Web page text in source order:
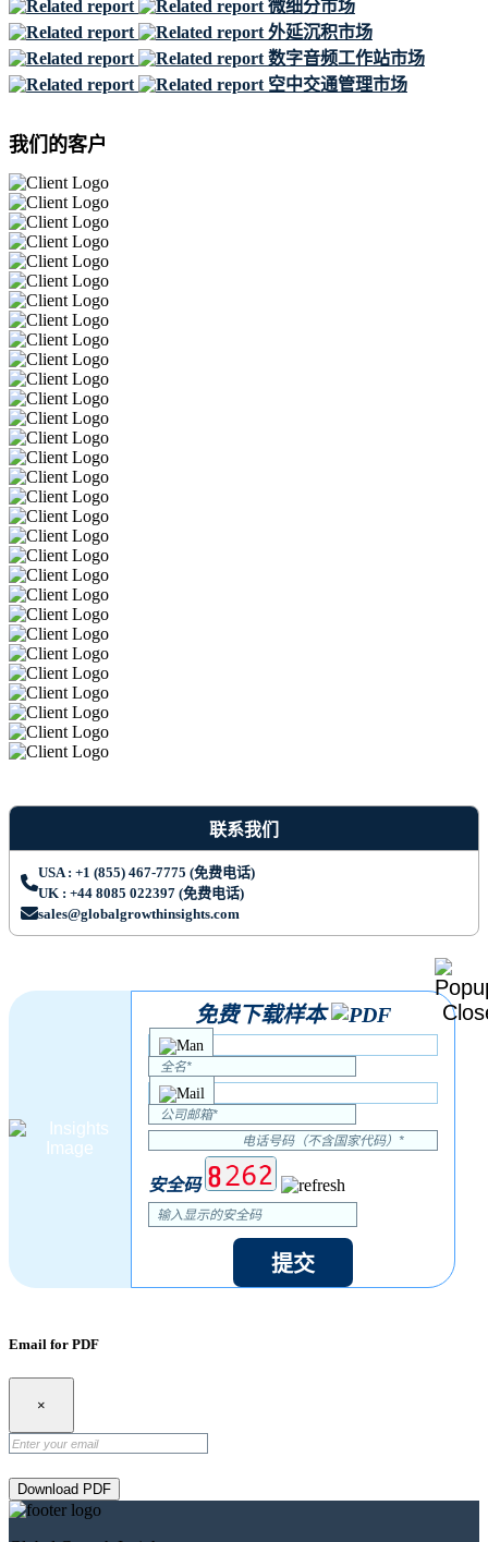
微细分市场
外延沉积市场
数字音频工作站市场
空中交通管理市场
我们的客户
联系我们
USA : +1 (855) 467-7775 (免费电话)
UK : +44 8085 022397 (免费电话)
sales@globalgrowthinsights.com
免费下载样本
安全码
提交
Email for PDF
×
Download PDF